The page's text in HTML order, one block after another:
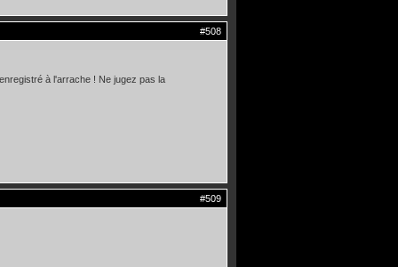
#508
à l'arrache ! Ne jugez pas la
#509